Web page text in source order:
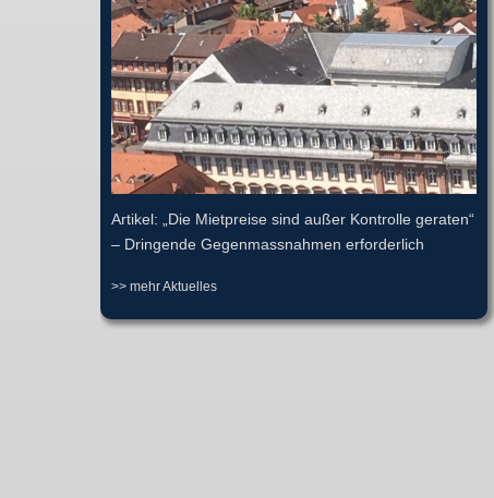
Artikel: „Die Mietpreise sind außer Kontrolle geraten“
– Dringende Gegenmassnahmen erforderlich
>> mehr Aktuelles